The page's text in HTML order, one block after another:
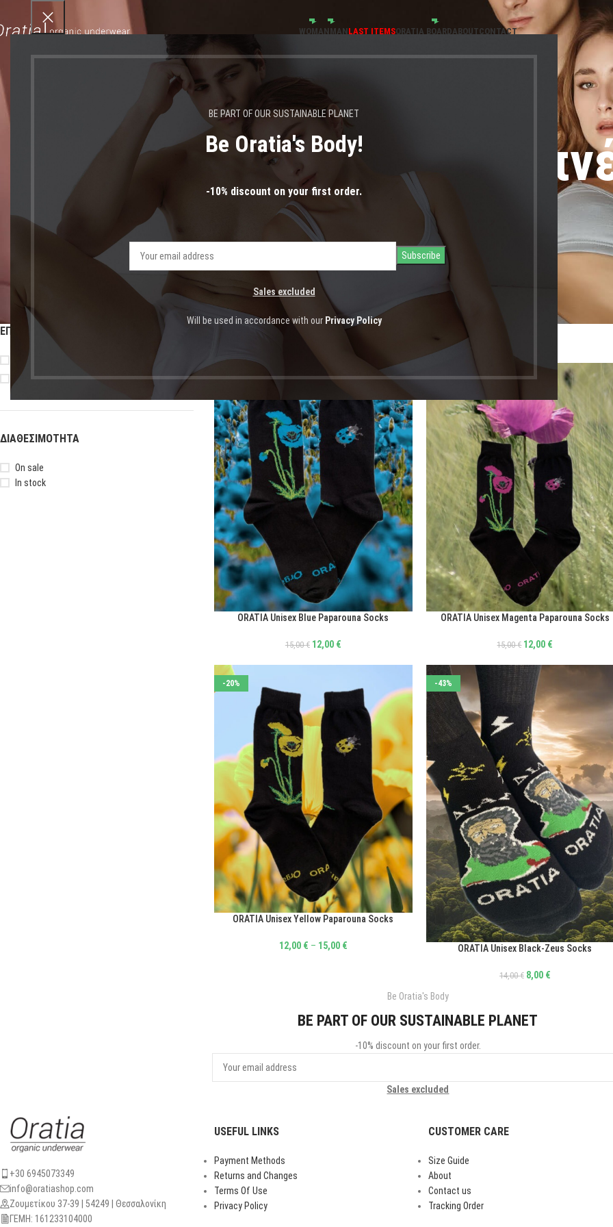
BE PART OF OUR SUSTAINABLE PLANET
Be Oratia's Body!
-10% discount on your first order.
Sales excluded
Will be used in accordance with our Privacy Policy
WOMANMANLAST ITEMSORATIA BOARDABOUTCONTACT
κάλτσες που
ΕΠΙΛΟΓΉ ΜΕΓΈΘΟΥΣ
37-41
42-46
ΔΙΑΘΕΣΙΜΌΤΗΤΑ
On sale
In stock
Προϊόντα με ετικέτα “κάλτσες που αναπνέουν”
-20%
ΕΠΙΛΟΓΉORATIA Unisex Blue Paparouna Socks
15,00€ 12,00 €
-20%
ΕΠΙΛΟΓΉ
ORATIA Unisex Magenta Paparouna Socks
15,00€ 12,00 €
-20%
ΕΠΙΛΟΓΉORATIA Unisex Yellow Paparouna Socks
12,00 € – 15,00 €
-43%
ΕΠΙΛΟΓΉORATIA Unisex Black-Zeus Socks
14,00€ 8,00 €
Be Oratia's Body
BE PART OF OUR SUSTAINABLE PLANET
-10% discount on your first order.
Sales excluded
+30 6945073349
info@oratiashop.com
Ζουμετίκου 37-39 | 54249 | Θεσσαλονίκη
ΓΕΜΗ: 161233104000
USEFUL LINKS
Payment Methods
Returns and Changes
Terms Of Use
Privacy Policy
CUSTOMER CARE
Size Guide
About
Contact us
Tracking Order